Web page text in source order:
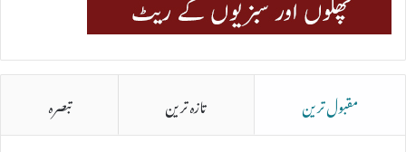
مقبول ترین تازہ ترین تبصرہ